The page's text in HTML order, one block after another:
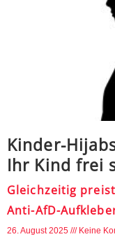
Kinder-
Ihr Kind frei
Gleichzeitig
Anti-AfD-
26. August 2025 Keine